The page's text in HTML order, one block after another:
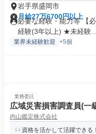
岩手県盛岡市
月給27万6700円以上
必要な経験・能力等 【
経験(3年以上) ★未経験...
業界未経験歓迎 +5個
業務委託
広域災害損害調査員(一
内山鑑定株式会社
資格を活かして活躍でき